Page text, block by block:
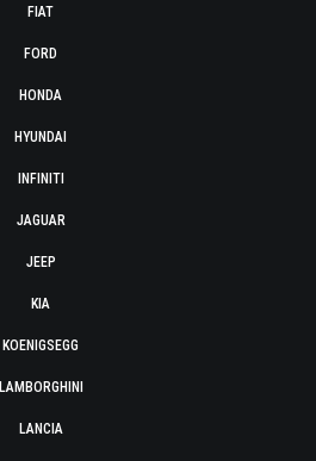
FIAT
FORD
HONDA
HYUNDAI
INFINITI
JAGUAR
JEEP
KIA
KOENIGSEGG
LAMBORGHINI
LANCIA